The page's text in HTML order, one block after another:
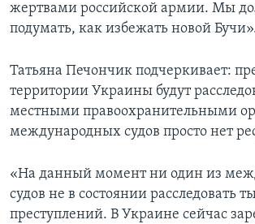
жертвами российской армии. Мы
подумать, как избежать новой
Татьяна Печончик подчеркивает:
территории Украины будут
местными правоохранительными
международных судов просто нет
«На данный момент ни один из
судов не в состоянии расследовать
преступлений. В Украине сейчас